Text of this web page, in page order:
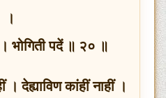
।
। भोगिती पदें ॥ २० ॥
देह्याविण कांहीं नाहीं ।